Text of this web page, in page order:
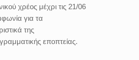
χρέος μέχρι τις 21/06
για τα
της
εποπτείας.